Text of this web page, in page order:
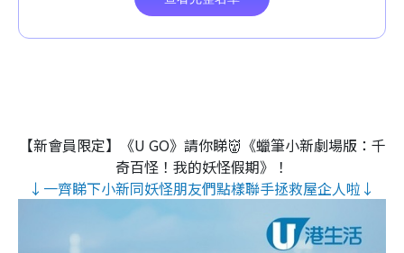
【新會員限定】《U GO》請你睇👹《蠟筆小新劇場版：千
奇百怪！我的妖怪假期》！
↓一齊睇下小新同妖怪朋友們點樣聯手拯救屋企人啦↓